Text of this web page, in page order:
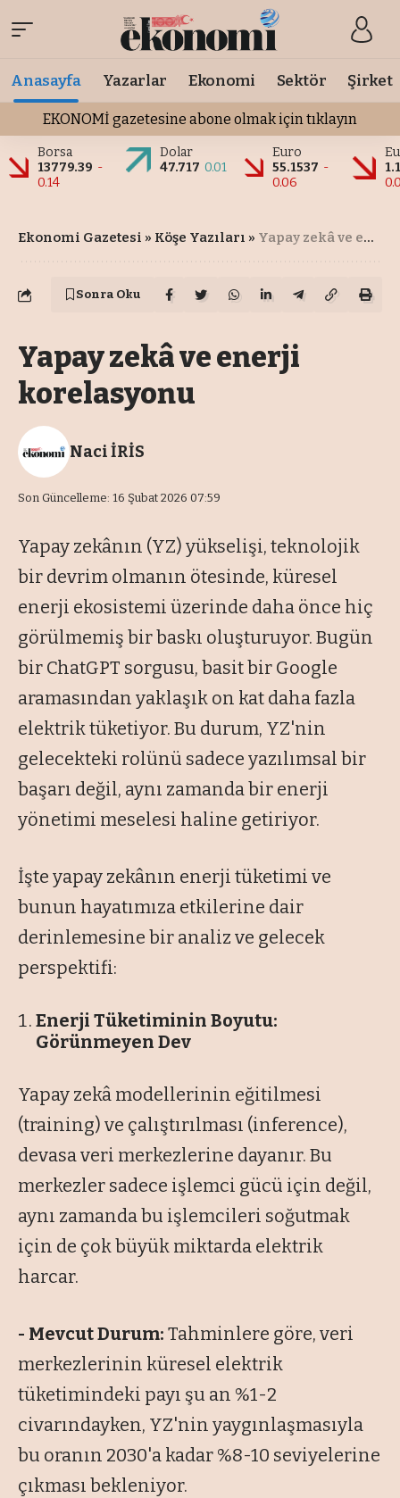
Anasayfa Yazarlar Ekonomi Sektör Şirket
EKONOMİ gazetesine abone olmak için tıklayın
Borsa
13779.39 -
0.14
Dolar
47.717 0.01
Euro
55.1537 -
0.06
Ekonomi Gazetesi » Köşe Yazıları » Yapay zekâ ve enerji korelasyonu
Sonra Oku
Yapay zekâ ve enerji
korelasyonu
Son Güncelleme: 16 Şubat 2026 07:59
Naci İRİS
Yapay zekânın (YZ) yükselişi, teknolojik
bir devrim olmanın ötesinde, küresel
enerji ekosistemi üzerinde daha önce hiç
görülmemiş bir baskı oluşturuyor. Bugün
bir ChatGPT sorgusu, basit bir Google
aramasından yaklaşık on kat daha fazla
elektrik tüketiyor. Bu durum, YZ'nin
gelecekteki rolünü sadece yazılımsal bir
başarı değil, aynı zamanda bir enerji
yönetimi meselesi haline getiriyor.
İşte yapay zekânın enerji tüketimi ve
bunun hayatımıza etkilerine dair
derinlemesine bir analiz ve gelecek
perspektifi:
Enerji Tüketiminin Boyutu:
Görünmeyen Dev
Yapay zekâ modellerinin eğitilmesi
(training) ve çalıştırılması (inference),
devasa veri merkezlerine dayanır. Bu
merkezler sadece işlemci gücü için değil,
aynı zamanda bu işlemcileri soğutmak
için de çok büyük miktarda elektrik
harcar.
- Mevcut Durum: Tahminlere göre, veri
merkezlerinin küresel elektrik
tüketimindeki payı şu an %1-2
civarındayken, YZ'nin yaygınlaşmasıyla
bu oranın 2030'a kadar %8-10 seviyelerine
çıkması bekleniyor.